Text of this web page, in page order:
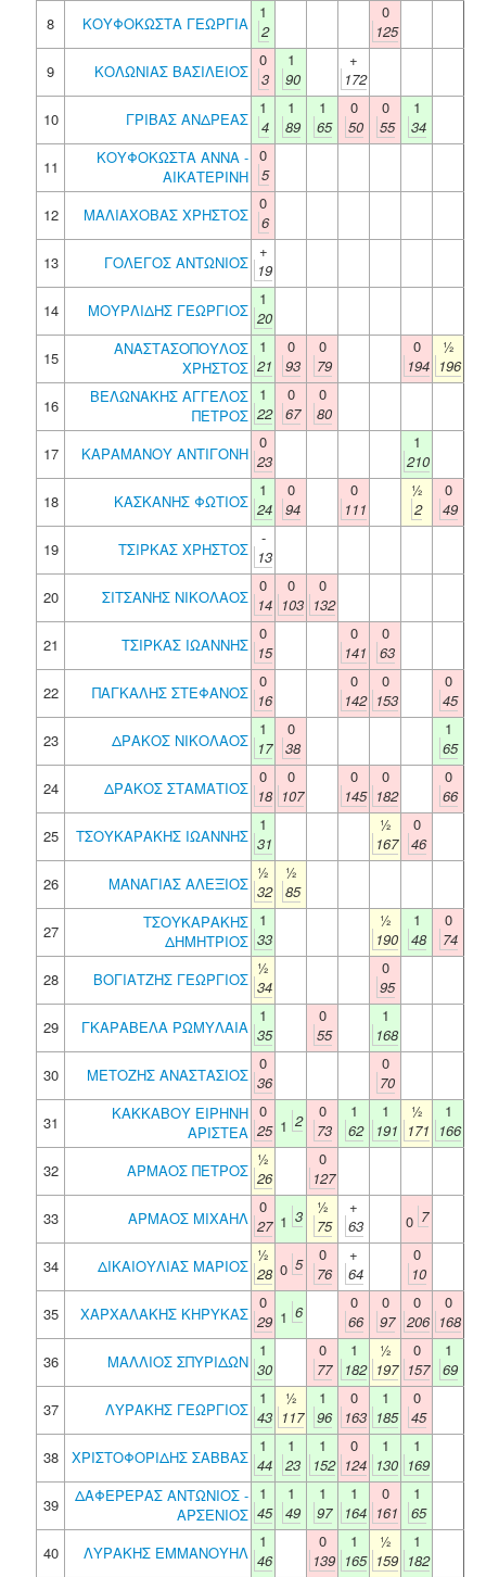
8
ΚΟΥΦΟΚΩΣΤΑ ΓΕΩΡΓΙΑ
1
2
0
125
9
ΚΟΛΩΝΙΑΣ ΒΑΣΙΛΕΙΟΣ
0
3
1
90
+
172
10
ΓΡΙΒΑΣ ΑΝΔΡΕΑΣ
1
4
1
89
1
65
0
50
0
55
1
34
11
ΚΟΥΦΟΚΩΣΤΑ ΑΝΝΑ -
ΑΙΚΑΤΕΡΙΝΗ
0
5
12
ΜΑΛΙΑΧΟΒΑΣ ΧΡΗΣΤΟΣ
0
6
13
ΓΟΛΕΓΟΣ ΑΝΤΩΝΙΟΣ
+
19
14
ΜΟΥΡΛΙΔΗΣ ΓΕΩΡΓΙΟΣ
1
20
15
ΑΝΑΣΤΑΣΟΠΟΥΛΟΣ
ΧΡΗΣΤΟΣ
1
21
0
93
0
79
0
194
½
196
16
ΒΕΛΩΝΑΚΗΣ ΑΓΓΕΛΟΣ
ΠΕΤΡΟΣ
1
22
0
67
0
80
17
ΚΑΡΑΜΑΝΟΥ ΑΝΤΙΓΟΝΗ
0
23
1
210
18
ΚΑΣΚΑΝΗΣ ΦΩΤΙΟΣ
1
24
0
94
0
111
½
2
0
49
19
ΤΣΙΡΚΑΣ ΧΡΗΣΤΟΣ
-
13
20
ΣΙΤΣΑΝΗΣ ΝΙΚΟΛΑΟΣ
0
14
0
103
0
132
21
ΤΣΙΡΚΑΣ ΙΩΑΝΝΗΣ
0
15
0
141
0
63
22
ΠΑΓΚΑΛΗΣ ΣΤΕΦΑΝΟΣ
0
16
0
142
0
153
0
45
23
ΔΡΑΚΟΣ ΝΙΚΟΛΑΟΣ
1
17
0
38
1
65
24
ΔΡΑΚΟΣ ΣΤΑΜΑΤΙΟΣ
0
18
0
107
0
145
0
182
0
66
25
ΤΣΟΥΚΑΡΑΚΗΣ ΙΩΑΝΝΗΣ
1
31
½
167
0
46
26
ΜΑΝΑΓΙΑΣ ΑΛΕΞΙΟΣ
½
32
½
85
27
ΤΣΟΥΚΑΡΑΚΗΣ
ΔΗΜΗΤΡΙΟΣ
1
33
½
190
1
48
0
74
28
ΒΟΓΙΑΤΖΗΣ ΓΕΩΡΓΙΟΣ
½
34
0
95
29
ΓΚΑΡΑΒΕΛΑ ΡΩΜΥΛΑΙΑ
1
35
0
55
1
168
30
ΜΕΤΟΖΗΣ ΑΝΑΣΤΑΣΙΟΣ
0
36
0
70
31
ΚΑΚΚΑΒΟΥ ΕΙΡΗΝΗ
ΑΡΙΣΤΕΑ
0
25 1 2
0
73
1
62
1
191
½
171
1
166
32
ΑΡΜΑΟΣ ΠΕΤΡΟΣ
½
26
0
127
33
ΑΡΜΑΟΣ ΜΙΧΑΗΛ
0
27 1 3
½
75
+
63
0 7
34 ΔΙΚΑΙΟΥΛΙΑΣ ΜΑΡΙΟΣ
½
28 0 5
0
76
+
64
0
10
35
ΧΑΡΧΑΛΑΚΗΣ ΚΗΡΥΚΑΣ
0
29 1 6
0
66
0
97
0
206
0
168
36
ΜΑΛΛΙΟΣ ΣΠΥΡΙΔΩΝ
1
30
0
77
1
182
½
197
0
157
1
69
37
ΛΥΡΑΚΗΣ ΓΕΩΡΓΙΟΣ
1
43
½
117
1
96
0
163
1
185
0
45
38
ΧΡΙΣΤΟΦΟΡΙΔΗΣ ΣΑΒΒΑΣ
1
44
1
23
1
152
0
124
1
130
1
169
39
ΔΑΦΕΡΕΡΑΣ ΑΝΤΩΝΙΟΣ -
ΑΡΣΕΝΙΟΣ
1
45
1
49
1
97
1
164
0
161
1
65
40
ΛΥΡΑΚΗΣ ΕΜΜΑΝΟΥΗΛ
1
46
0
139
1
165
½
159
1
182